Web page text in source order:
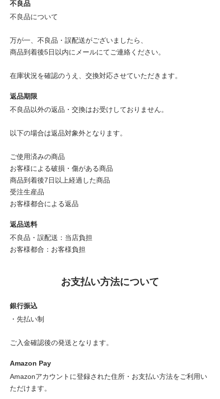
不良品
不良品について
万が一、不良品・誤配送がございましたら、
商品到着後5日以内にメールにてご連絡ください。
在庫状況を確認のうえ、交換対応させていただきます。
返品期限
不良品以外の返品・交換はお受けしておりません。
以下の場合は返品対象外となります。
ご使用済みの商品
お客様による破損・傷がある商品
商品到着後7日以上経過した商品
受注生産品
お客様都合による返品
返品送料
不良品・誤配送：当店負担
お客様都合：お客様負担
お支払い方法について
銀行振込
・先払い制
ご入金確認後の発送となります。
Amazon Pay
Amazonアカウントに登録された住所・お支払い方法をご利用い
ただけます。